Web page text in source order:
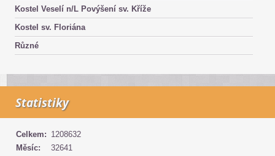
Kostel Veselí n/L Povýšení sv. Kříže
Kostel sv. Floriána
Různé
Statistiky
Celkem: 1208632
Měsíc:
32641